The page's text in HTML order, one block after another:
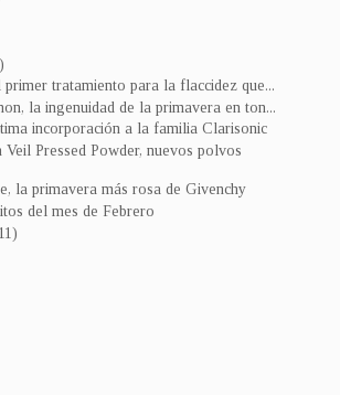
tratamiento para la flaccidez que...
la ingenuidad de la primavera en ton...
incorporación a la familia Clarisonic
Veil Pressed Powder, nuevos polvos
la primavera más rosa de Givenchy
del mes de Febrero